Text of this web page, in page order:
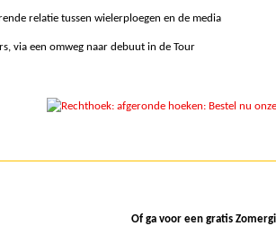
relatie tussen wielerploegen en de media
via een omweg naar debuut in de Tour
Of ga voor een gratis